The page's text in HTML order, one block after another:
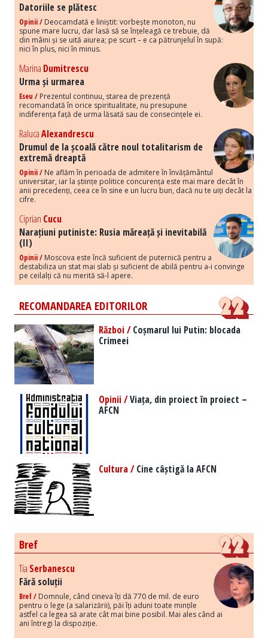
Datoriile se plătesc
Opinii / Deocamdată e liniștit: vorbește monoton, nu
spune mare lucru, dar lasă să se înțeleagă ce trebuie, dă
din mâini și se uită aiurea; pe scurt – e ca pătrunjelul în supă:
nici în plus, nici în minus.
Marina Dumitrescu
Urma și urmarea
Eseu / Prezentul continuu, starea de prezență
recomandată în orice spiritualitate, nu presupune
indiferența față de urma lăsată sau de consecințele ei.
RalucaAlexandrescu
Drumul de la școală către noul totalitarism de
extremă dreaptă
Opinii / Ne aflăm în perioada de admitere în învățământul
universitar, iar la științe politice concurența este mai mare decât în
anii precedenți, ceea ce în sine e un lucru bun, dacă nu te uiți decât la
cifre.
Ciprian Cucu
Narațiuni putiniste: Rusia măreață și inevitabilă
(II)
Opinii / Moscova este încă suficient de puternică pentru a
destabiliza un stat mai slab și suficient de abilă pentru a-i convinge
pe ceilalți că nu merită să-l apere.
RECOMANDAREA EDITORILOR
Război /Coșmarul lui Putin: blocada
Crimeei
Opinii /Viața, din proiect în proiect –
AFCN
Cultura /Cine câștigă la AFCN
Bref
Tia Serbanescu
Fără soluții
Bref / Domnule, când cineva îți dă 770 de mil. de euro
pentru o lege (a salarizării), păi îți aduni toate mințile
astfel ca legea să arate cât mai bine posibil. Mai ales când ai
ani întregi la dispoziție.